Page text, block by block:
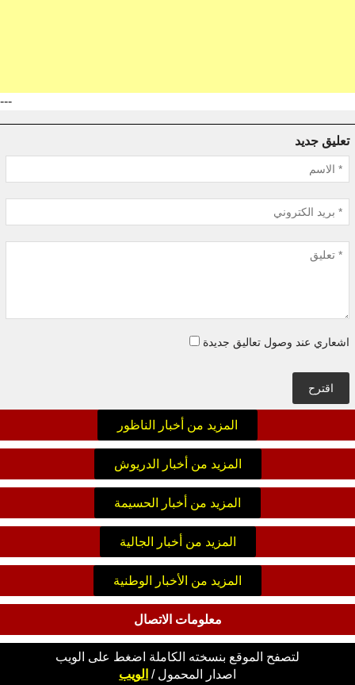
---
تعليق جديد
اشعاري عند وصول تعاليق جديدة
اقترح
المزيد من أخبار الناظور
المزيد من أخبار الدريوش
المزيد من أخبار الحسيمة
المزيد من أخبار الجالية
المزيد من الأخبار الوطنية
معلومات الاتصال
لتصفح الموقع بنسخته الكاملة اضغط على الويب
اصدار
المحمول / الويب